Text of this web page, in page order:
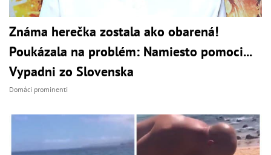
Známa herečka zostala ako obarená!
Poukázala na problém: Namiesto pomoci...
Vypadni zo Slovenska
Domáci prominenti